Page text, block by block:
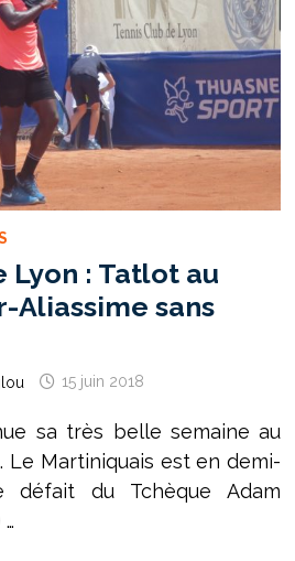
Lyon : Tatlot au
Aliassime sans
15 juin 2018
sa très belle semaine au
Le Martiniquais est en demi-
défait du Tchèque Adam